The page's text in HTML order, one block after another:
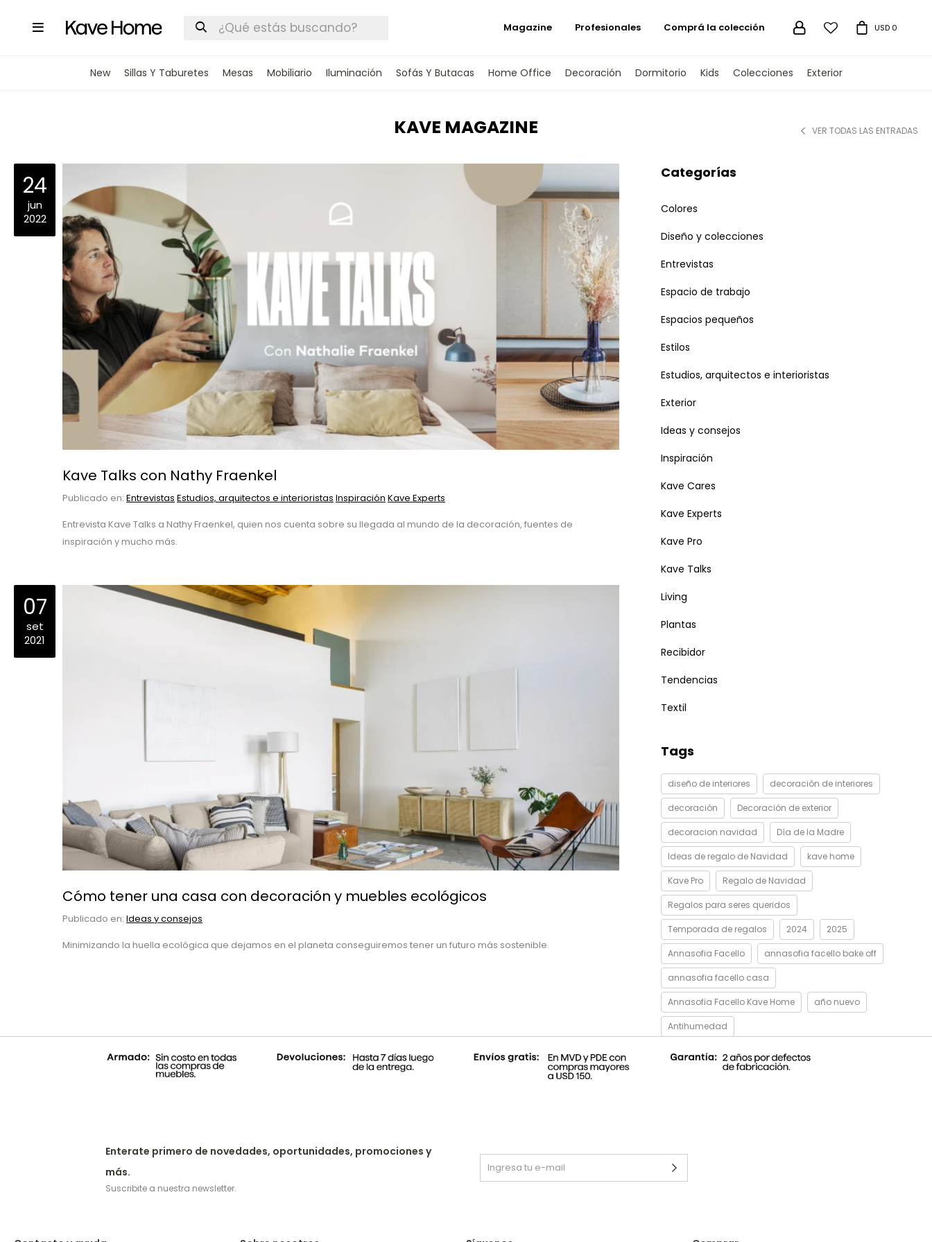

New Sillas Y Taburetes Mesas Mobiliario Iluminación Sofás Y Butacas Home Office Decoración Dormitorio Kids Colecciones Exterior
 USD 0
Magazine Profesionales Comprá la colección
KAVE MAGAZINE VER TODAS LAS ENTRADAS
Kave Talks con Nathy Fraenkel
24
jun
2022
Publicado en: Entrevistas Estudios, arquitectos e interioristas Inspiración Kave Experts
Entrevista Kave Talks a Nathy Fraenkel, quien nos cuenta sobre su llegada al mundo de la decoración, fuentes de
inspiración y mucho más.
Cómo tener una casa con decoración y muebles ecológicos
07
set
2021
Publicado en: Ideas y consejos
Minimizando la huella ecológica que dejamos en el planeta conseguiremos tener un futuro más sostenible.
Categorías
Colores
Diseño y colecciones
Entrevistas
Espacio de trabajo
Espacios pequeños
Estilos
Estudios, arquitectos e interioristas
Exterior
Ideas y consejos
Inspiración
Kave Cares
Kave Experts
Kave Pro
Kave Talks
Living
Plantas
Recibidor
Tendencias
Textil
Tags
diseño de interiores decoración de interiores
decoración Decoración de exterior
decoracion navidad Día de la Madre
Ideas de regalo de Navidad kave home
Kave Pro Regalo de Navidad
Regalos para seres queridos
Temporada de regalos 2024 2025
Annasofia Facello annasofia facello bake off
annasofia facello casa
Annasofia Facello Kave Home año nuevo
Antihumedad
Enterate primero de novedades, oportunidades, promociones y
más.
Suscribite a nuestra newsletter.